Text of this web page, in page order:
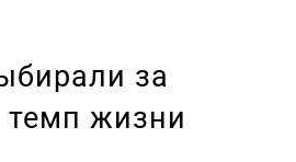
за
жизни